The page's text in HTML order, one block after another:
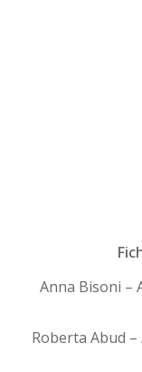
Anna Bisoni –
Roberta Abud